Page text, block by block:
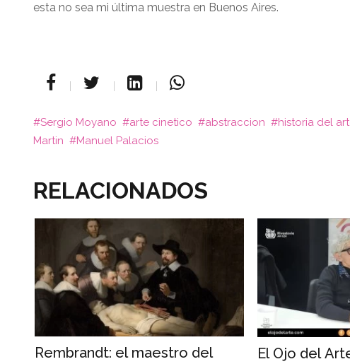
esta no sea mi última muestra en Buenos Aires.
Sergio Moyano arte cinetico abstraccion historia del
Martin
Manuel Palacios
RELACIONADOS
Rembrandt: el maestro del
El Ojo del